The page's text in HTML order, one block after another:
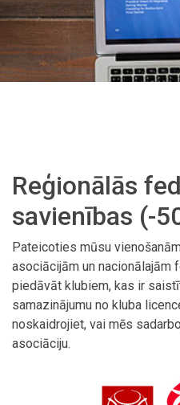
Reģionālās
savienības (-
Pateicoties mūsu
asociācijām un nacionālajām
piedāvāt klubiem, kas ir
samazinājumu no kluba
noskaidrojiet, vai mēs
asociāciju.